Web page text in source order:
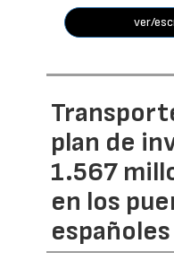
ver/
plan de
1.567
en los